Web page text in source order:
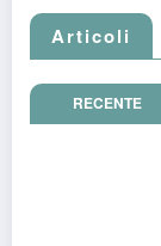
Articoli
RECENTE